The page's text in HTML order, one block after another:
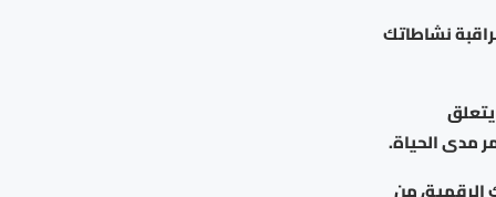
نشاطاتك
مدى الحياة.